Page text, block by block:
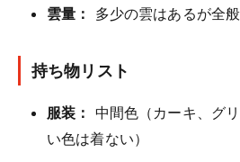
雲量：
多少の雲はあるが全
持ち物リスト
服装： 中間色（カーキ、グ
い色は着ない）